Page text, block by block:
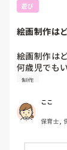
遊び
絵画制作は
絵画制作は
何歳児でも
制作
ここ
保育士,